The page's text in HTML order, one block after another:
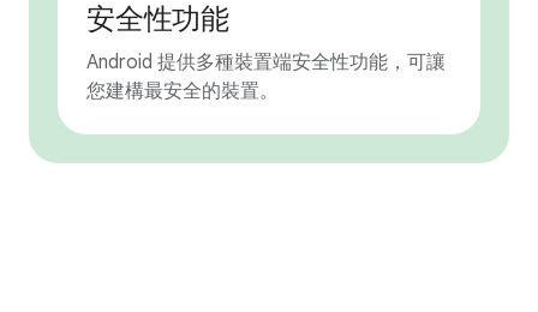
安全性功能
Android 提供多種裝置端安全性功能，可讓
您建構最安全的裝置。